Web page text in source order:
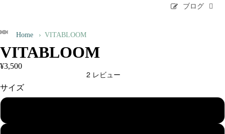
ブログ
Home › VITABLOOM
VITABLOOM
¥3,500
サイズ